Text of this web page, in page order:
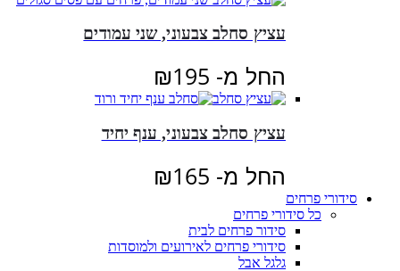
עציץ סחלב צבעוני, שני עמודים
החל מ- ₪195
עציץ סחלב צבעוני, ענף יחיד
החל מ- ₪165
סידורי פרחים
כל סידורי פרחים
סידור פרחים לבית
סידורי פרחים לאירועים ולמוסדות
גלגל אבל